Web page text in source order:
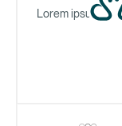
Lorem ipsum